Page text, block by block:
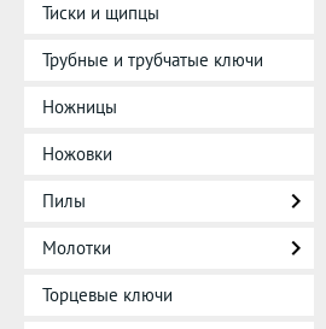
Тиски и щипцы
Трубные и трубчатые ключи
Ножницы
Ножовки
Пилы
Молотки
Торцевые ключи